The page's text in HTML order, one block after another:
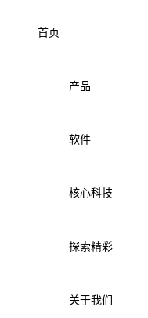
首页
产品
软件
核心科技
探索精彩
关于我们